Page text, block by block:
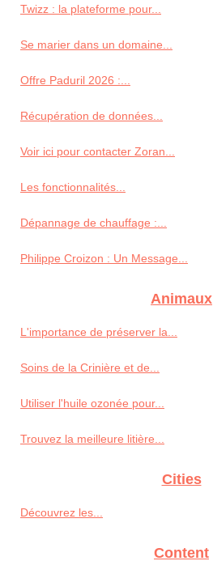
Twizz : la plateforme pour...
Se marier dans un domaine...
Offre Paduril 2026 :...
Récupération de données...
Voir ici pour contacter Zoran...
Les fonctionnalités...
Dépannage de chauffage :...
Philippe Croizon : Un Message...
Animaux
L'importance de préserver la...
Soins de la Crinière et de...
Utiliser l'huile ozonée pour...
Trouvez la meilleure litière...
Cities
Découvrez les...
Content